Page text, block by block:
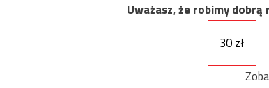
Uważasz, że robimy
30 zł